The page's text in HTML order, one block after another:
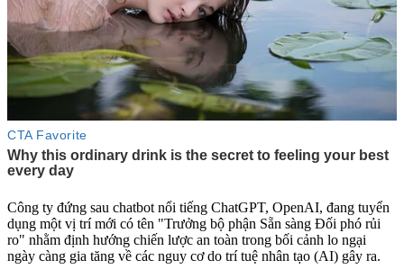
Công ty đứng sau chatbot nổi tiếng ChatGPT, OpenAI, đang tuyển
dụng một vị trí mới có tên "Trưởng bộ phận Sẵn sàng Đối phó rủi
ro" nhằm định hướng chiến lược an toàn trong bối cảnh lo ngại
ngày càng gia tăng về các nguy cơ do trí tuệ nhân tạo (AI) gây ra.